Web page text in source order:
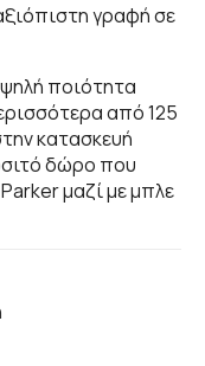
γραφή σε
ποιότητα
από 125
κατασκευή
δώρο που
μαζί με μπλε